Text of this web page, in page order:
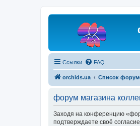
Ссылки FAQ
orchids.ua Список
форум магазина
Заходя на конференцию
подтверждаете своё